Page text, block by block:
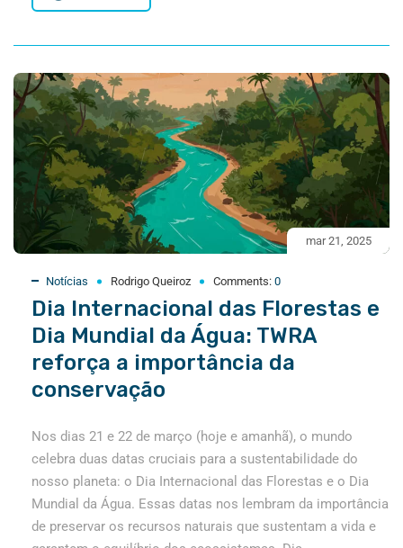
mar 21, 2025
Notícias Rodrigo Queiroz Comments: 0
Dia Internacional das Florestas e
Dia Mundial da Água: TWRA
reforça a importância da
conservação
Nos dias 21 e 22 de março (hoje e amanhã), o mundo
celebra duas datas cruciais para a sustentabilidade do
nosso planeta: o Dia Internacional das Florestas e o Dia
Mundial da Água. Essas datas nos lembram da importância
de preservar os recursos naturais que sustentam a vida e